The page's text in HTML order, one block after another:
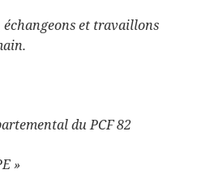
et travaillons
du PCF 82
»